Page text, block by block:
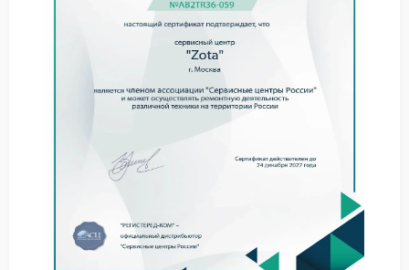
выполнить простые действия — они помогут понять
убедитесь, что устройство установлено на ровной
поверхности и не соприкасается с другими
проверить вентиляционные отверстия — они не
отключите ИБП от нагрузки и оцените, меняется ли
уровень шума;
Ремонт в сервисном центре Zota